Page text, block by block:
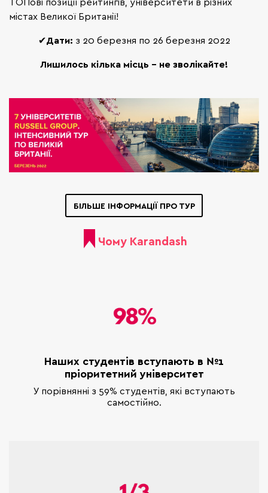
містах Великої Британії!
✔Дати: з 20 березня по 26 березня 2022
Лишилось кілька місць - не зволікайте!
БІЛЬШЕ ІНФОРМАЦІЇ ПРО ТУР
Чому Karandash
Наших студентів вступають в №1
пріоритетний університет
У порівнянні з 59% студентів, які вступають
самостійно.